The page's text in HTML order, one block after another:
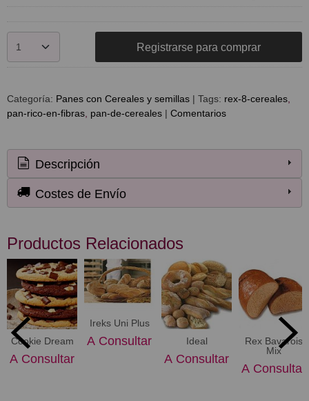
Registrarse para comprar
Categoría: Panes con Cereales y semillas | Tags: rex-8-cereales
pan-rico-en-fibras pan-de-cereales | Comentarios
Descripción
Costes de Envío
Productos Relacionados
Cookie Dream
A Consultar
Ireks Uni Plus
A Consultar ​Ideal
A Consultar
Rex Bavarois
Mix
A Consultar